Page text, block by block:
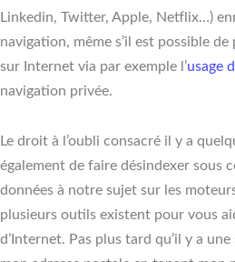
Linkedin, Twitter, Apple, Netflix…)
navigation, même s’il est possible
sur Internet via par exemple l’usage
navigation privée.
Le droit à l’oubli consacré il y a
également de faire désindexer sous
données à notre sujet sur les
plusieurs outils existent pour vous
d’Internet. Pas plus tard qu’il y a